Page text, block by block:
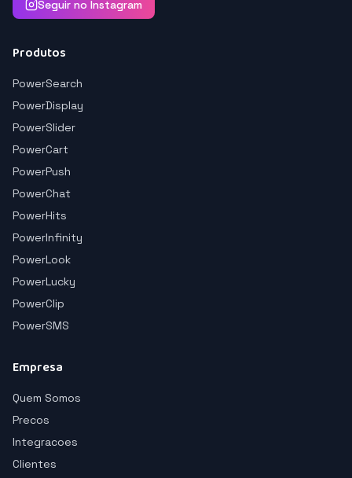
Seguir no Instagram
Produtos
PowerSearch
PowerDisplay
PowerSlider
PowerCart
PowerPush
PowerChat
PowerHits
PowerInfinity
PowerLook
PowerLucky
PowerClip
PowerSMS
Empresa
Quem Somos
Precos
Integracoes
Clientes